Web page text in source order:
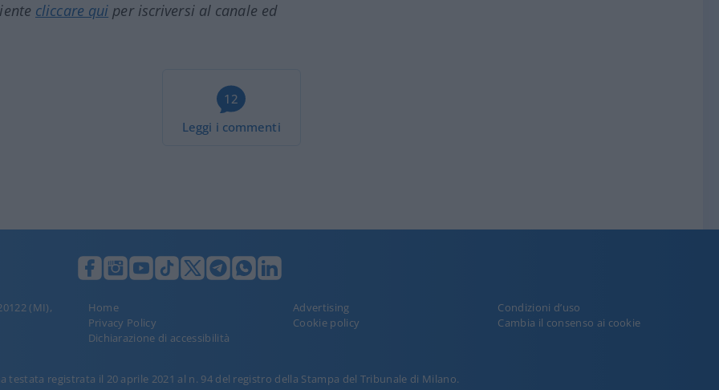
cliccare qui per iscriversi al canale ed
12
Leggi i commenti
(MI),
Home Advertising
Condizioni d’uso
Privacy Policy
Cookie policy
Cambia il consenso ai cookie
Dichiarazione di accessibilità
testata registrata il 20 aprile 2021 al n. 94 del registro della Stampa del Tribunale di Milano.